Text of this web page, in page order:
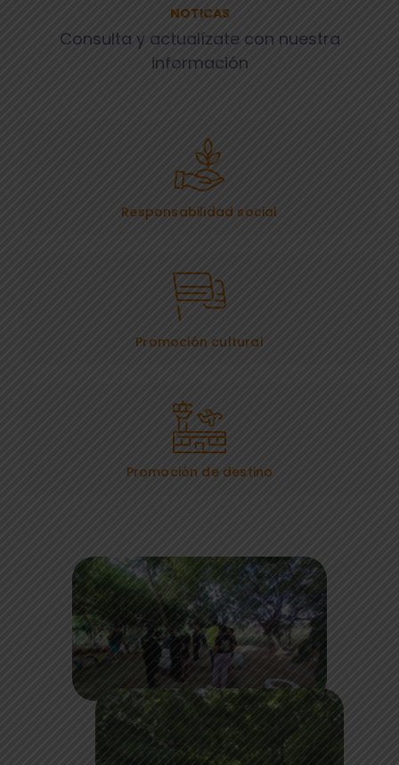
NOTICAS
Consulta y actualízate con nuestra
información
Responsabilidad social
Promoción cultural
Promoción de destino